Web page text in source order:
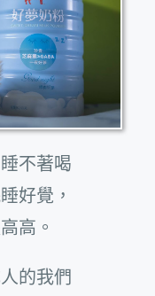
不著喝
好覺，
高。
的我們